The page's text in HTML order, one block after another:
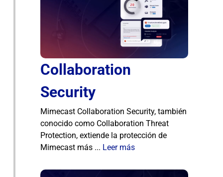
Collaboration
Security
Mimecast Collaboration Security, también
conocido como Collaboration Threat
Protection, extiende la protección de
Mimecast más ... Leer más